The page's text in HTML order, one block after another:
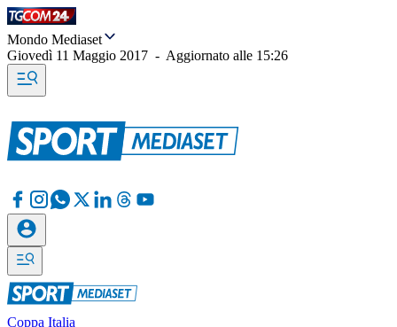
Mondo Mediaset
Giovedì 11 Maggio 2017 - Aggiornato alle 15:26
Coppa Italia